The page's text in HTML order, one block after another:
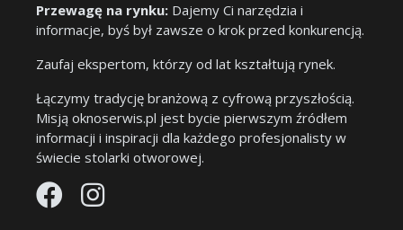
Przewagę na rynku: Dajemy Ci narzędzia i
informacje, byś był zawsze o krok przed konkurencją.
Zaufaj ekspertom, którzy od lat kształtują rynek.
Łączymy tradycję branżową z cyfrową przyszłością.
Misją oknoserwis.pl jest bycie pierwszym źródłem
informacji i inspiracji dla każdego profesjonalisty w
świecie stolarki otworowej.